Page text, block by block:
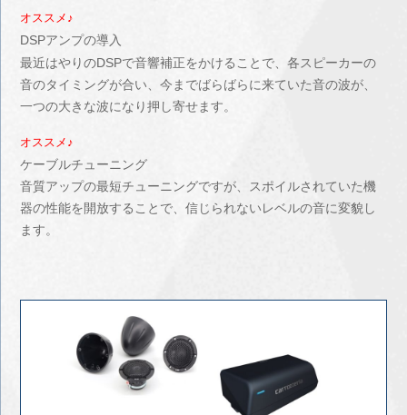
オススメ♪
DSPアンプの導入
最近はやりのDSPで音響補正をかけることで、各スピーカーの
音のタイミングが合い、今までばらばらに来ていた音の波が、
一つの大きな波になり押し寄せます。
オススメ♪
ケーブルチューニング
音質アップの最短チューニングですが、スポイルされていた機
器の性能を開放することで、信じられないレベルの音に変貌し
ます。